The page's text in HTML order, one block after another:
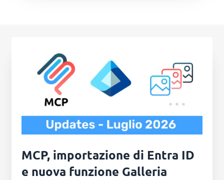
MCP, importazione di Entra ID
e nuova funzione Galleria